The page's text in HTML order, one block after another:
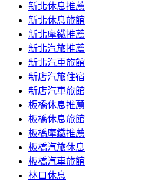
新北休息推薦
新北休息旅館
新北摩鐵推薦
新北汽旅推薦
新北汽車旅館
新店汽旅住宿
新店汽車旅館
板橋休息推薦
板橋休息旅館
板橋摩鐵推薦
板橋汽旅休息
板橋汽車旅館
林口休息